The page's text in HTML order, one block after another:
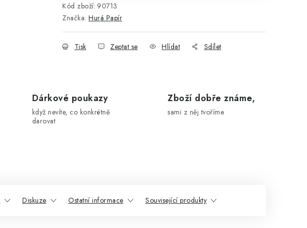
Kód zboží: 90713
Značka: Hurá Papír
Tisk Zeptat se Hlídat Sdílet
Dárkové poukazy
když nevíte, co konkrétně
darovat
Zboží dobře známe,
sami z něj tvoříme
Diskuze Ostatní informace Související produkty